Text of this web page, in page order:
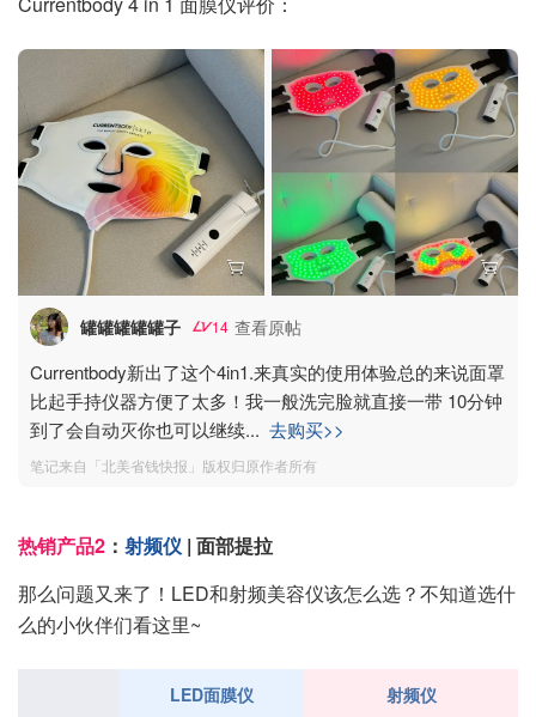
罐罐罐罐罐子 14 查看原帖
Currentbody新出了这个4in1.来真实的使用体验总的来说面罩
比起手持仪器方便了太多！我一般洗完脸就直接一带 10分钟
到了会自动灭你也可以继续... 去购买>>
笔记来自「北美省钱快报」版权归原作者所有
热销产品2 ： 射频仪 | 面部提拉
那么问题又来了！LED和射频美容仪该怎么选？不知道选什
么的小伙伴们看这里~
LED面膜仪 射频仪